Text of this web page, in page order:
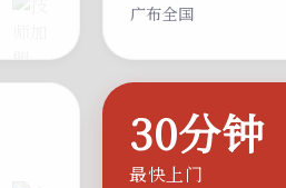
广布全国
30分钟
最快上门